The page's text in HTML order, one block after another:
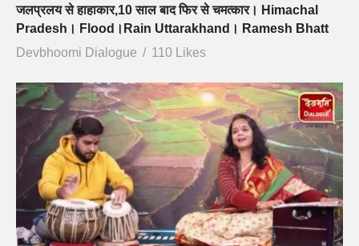
जलप्रलय से हाहाकार,10 साल बाद फिर से चमत्कार। Himachal
Pradesh। Flood।Rain Uttarakhand। Ramesh Bhatt
Devbhoomi Dialogue
110 Likes